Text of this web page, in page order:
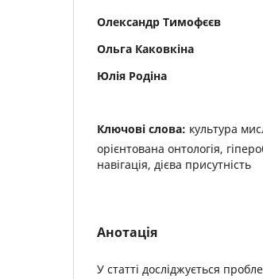
Олександр Тимофєєв
Ольга Каковкіна
Юлія Родіна
Ключові слова: культура
орієнтована онтологія,
навігація, дієва присутність
Анотація
У статті досліджується